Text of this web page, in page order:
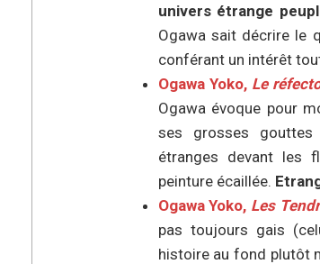
univers étrange
Ogawa sait décrire le
conférant un intérêt
Ogawa Yoko, Le
Ogawa évoque pour
ses grosses
étranges devant les
peinture écaillée.
Ogawa Yoko, Les
pas toujours gais
histoire au fond plutôt